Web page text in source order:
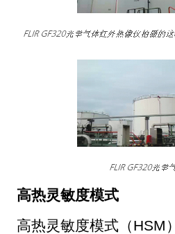
高热灵敏度模式
高热灵敏度模式（HSM